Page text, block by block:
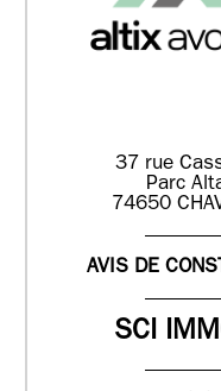
37 rue
Parc
74650
AVIS DE
SCI